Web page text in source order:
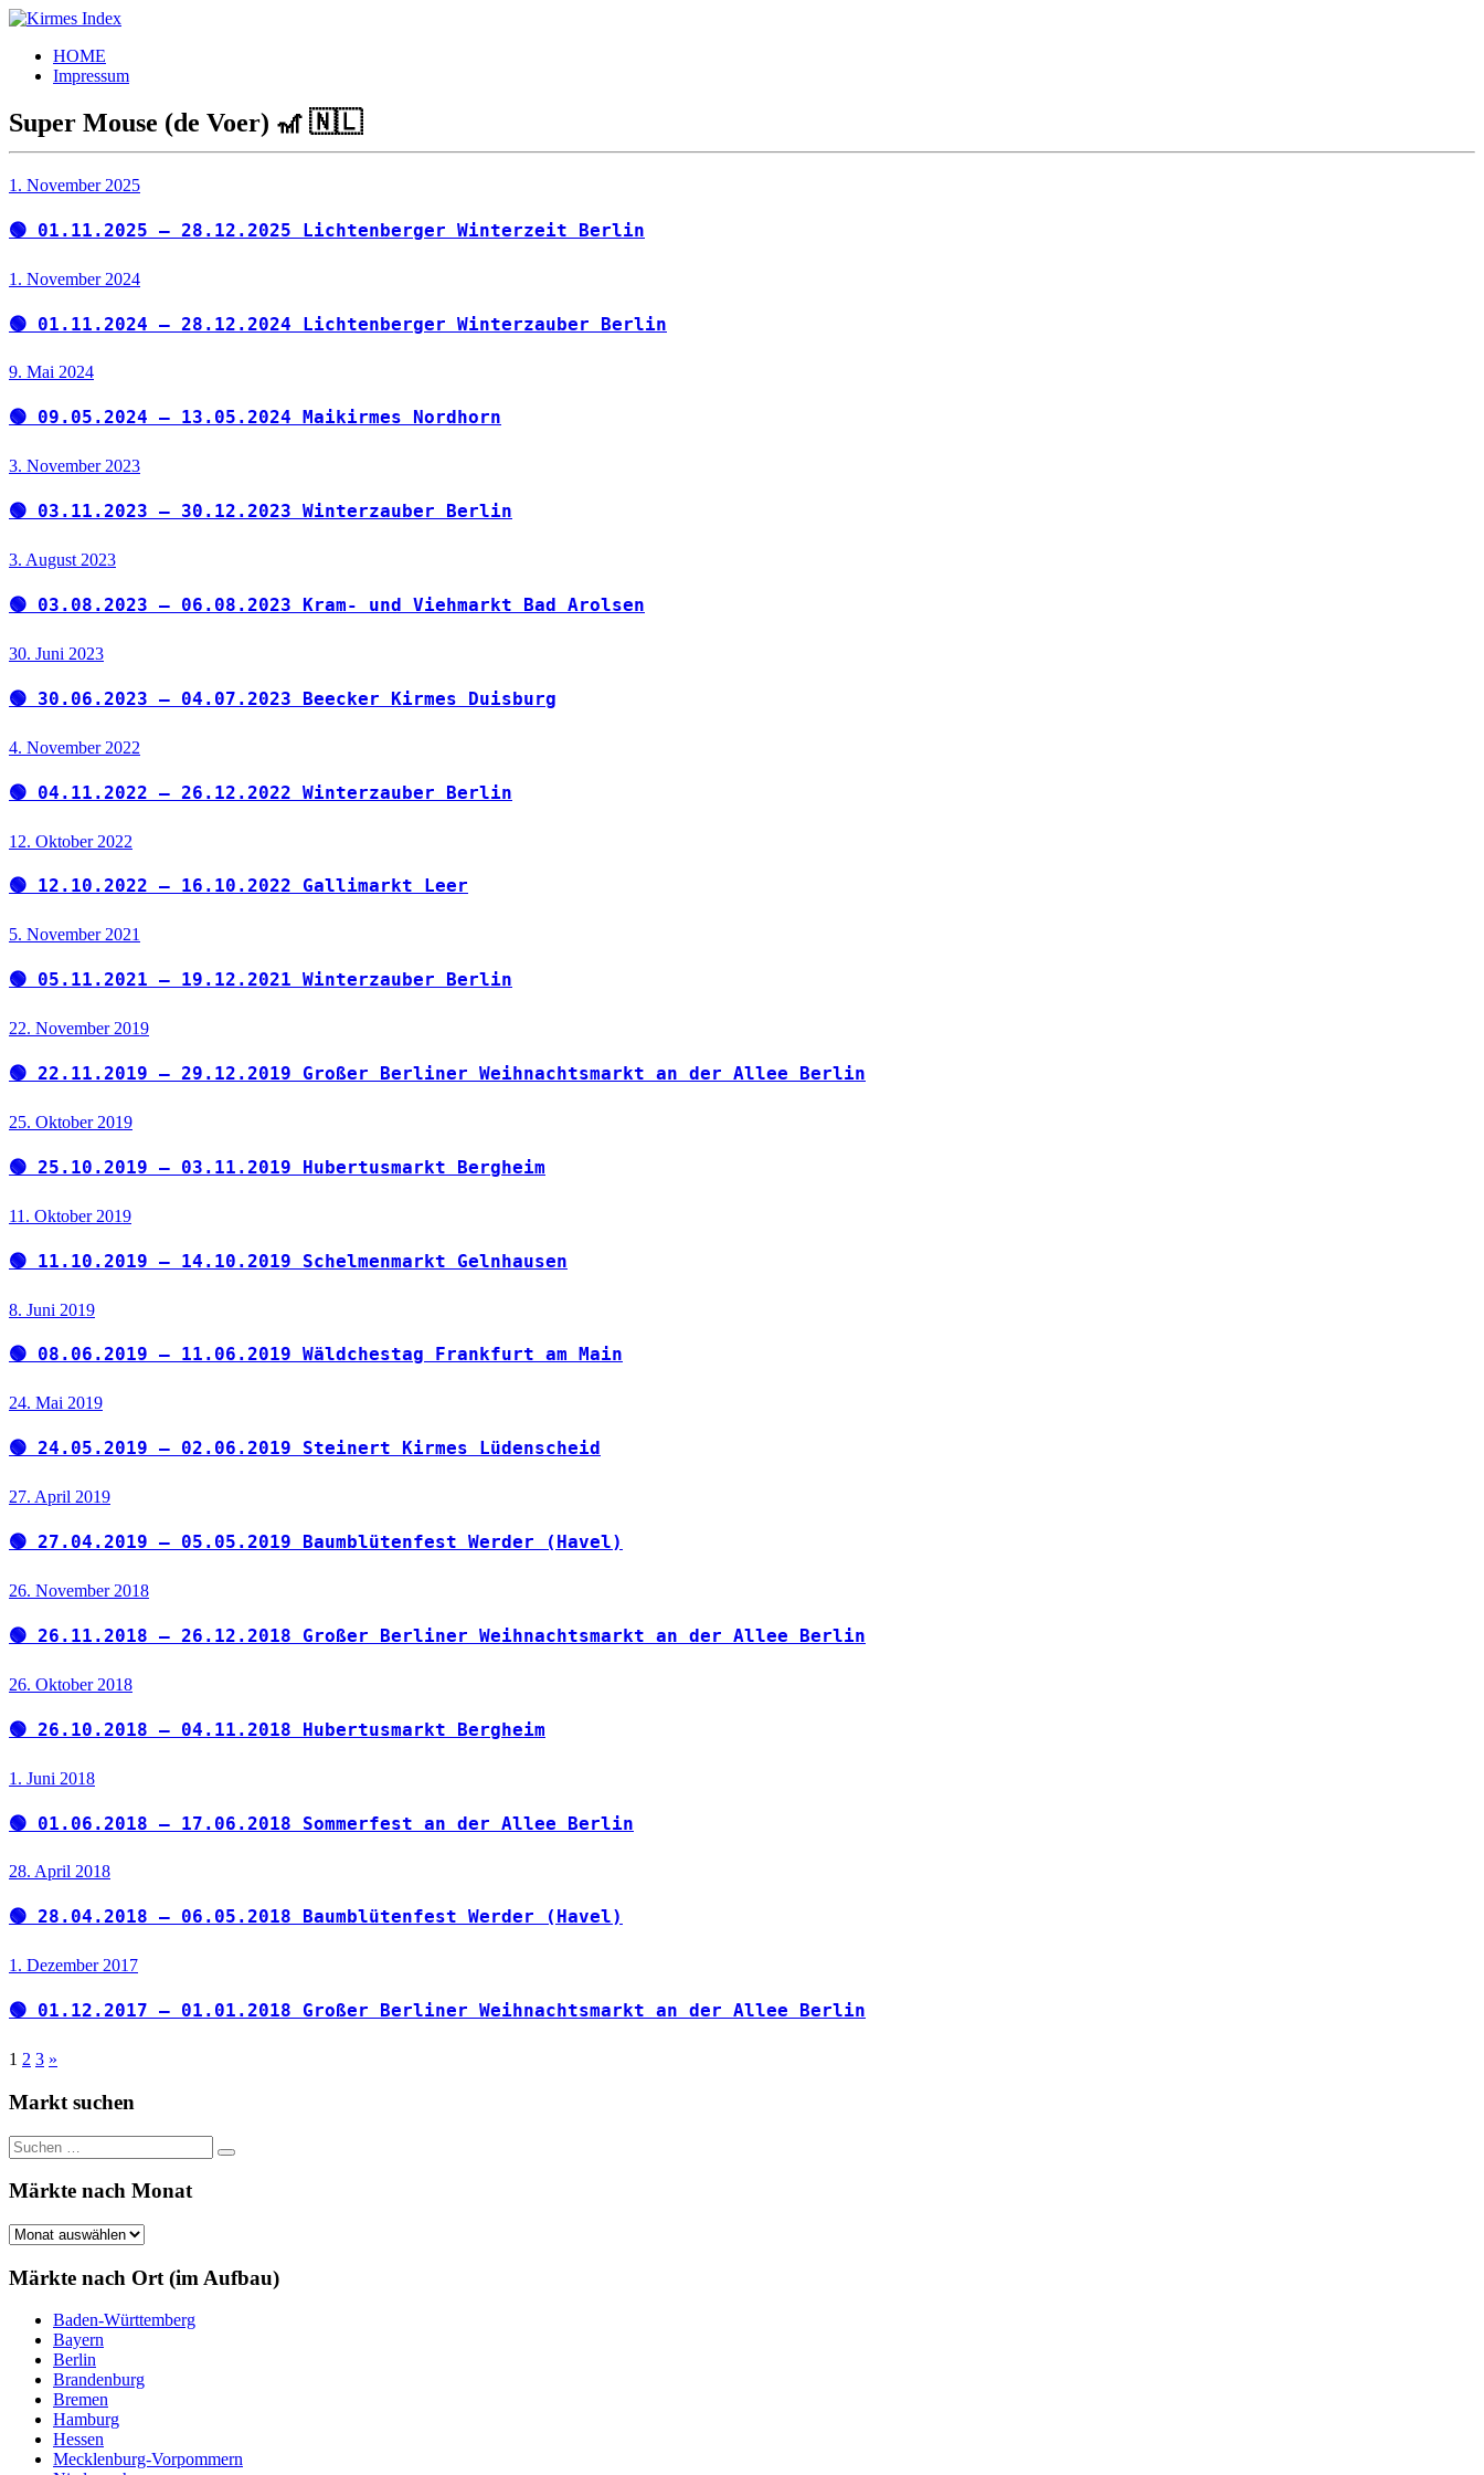
Zum
springen
Kirmes
Index
Tourpläne
der
letzten
Jahre
HOME
Impressum
Super Mouse (de Voer) 🎢 🇳🇱
1. November 2025
🟢 01.11.2025 – 28.12.2025 Lichtenberger Winterzeit Berlin
1. November 2024
🟢 01.11.2024 – 28.12.2024 Lichtenberger Winterzauber Berlin
9. Mai 2024
🟢 09.05.2024 – 13.05.2024 Maikirmes Nordhorn
3. November 2023
🟢 03.11.2023 – 30.12.2023 Winterzauber Berlin
3. August 2023
🟢 03.08.2023 – 06.08.2023 Kram- und Viehmarkt Bad Arolsen
30. Juni 2023
🟢 30.06.2023 – 04.07.2023 Beecker Kirmes Duisburg
4. November 2022
🟢 04.11.2022 – 26.12.2022 Winterzauber Berlin
12. Oktober 2022
🟢 12.10.2022 – 16.10.2022 Gallimarkt Leer
5. November 2021
🟢 05.11.2021 – 19.12.2021 Winterzauber Berlin
22. November 2019
🟢 22.11.2019 – 29.12.2019 Großer Berliner Weihnachtsmarkt an der Allee Berlin
25. Oktober 2019
🟢 25.10.2019 – 03.11.2019 Hubertusmarkt Bergheim
11. Oktober 2019
🟢 11.10.2019 – 14.10.2019 Schelmenmarkt Gelnhausen
8. Juni 2019
🟢 08.06.2019 – 11.06.2019 Wäldchestag Frankfurt am Main
24. Mai 2019
🟢 24.05.2019 – 02.06.2019 Steinert Kirmes Lüdenscheid
27. April 2019
🟢 27.04.2019 – 05.05.2019 Baumblütenfest Werder (Havel)
26. November 2018
🟢 26.11.2018 – 26.12.2018 Großer Berliner Weihnachtsmarkt an der Allee Berlin
26. Oktober 2018
🟢 26.10.2018 – 04.11.2018 Hubertusmarkt Bergheim
1. Juni 2018
🟢 01.06.2018 – 17.06.2018 Sommerfest an der Allee Berlin
28. April 2018
🟢 28.04.2018 – 06.05.2018 Baumblütenfest Werder (Havel)
1. Dezember 2017
🟢 01.12.2017 – 01.01.2018 Großer Berliner Weihnachtsmarkt an der Allee Berlin
Seitennummerierung
der
1 2 3 Nächste
»
Markt suchen
Suchen
nach:
Suchen
Märkte nach Monat
Märkte
Monat
Märkte nach Ort (im Aufbau)
Baden-Württemberg
Bayern
Berlin
Brandenburg
Bremen
Hamburg
Hessen
Mecklenburg-Vorpommern